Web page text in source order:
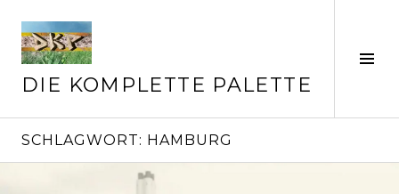
zum
Inhalt
DIE KOMPLETTE PALETTE
SCHLAGWORT: HAMBURG